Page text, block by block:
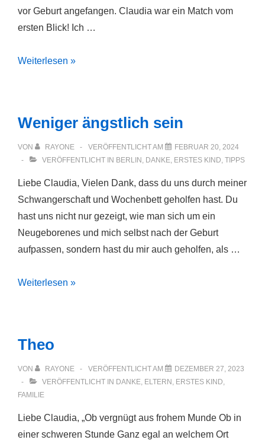
vor Geburt angefangen. Claudia war ein Match vom
ersten Blick! Ich …
Was
Claudia
sagen?
Weiterlesen »
Weniger ängstlich sein
VON RAYONE VERÖFFENTLICHT AM
FEBRUAR 20, 2024
VERÖFFENTLICHT IN BERLIN , DANKE, ERSTES KIND, TIPPS
Liebe Claudia, Vielen Dank, dass du uns durch meiner
Schwangerschaft und Wochenbett geholfen hast. Du
hast uns nicht nur gezeigt, wie man sich um ein
Neugeborenes und mich selbst nach der Geburt
aufpassen, sondern hast du mir auch geholfen, als …
Weniger
Weiterlesen »
Theo
VON RAYONE VERÖFFENTLICHT AM
DEZEMBER 27, 2023
VERÖFFENTLICHT IN DANKE, ELTERN , ERSTES KIND,
FAMILIE
Liebe Claudia, „Ob vergnügt aus frohem Munde Ob in
einer schweren Stunde Ganz egal an welchem Ort